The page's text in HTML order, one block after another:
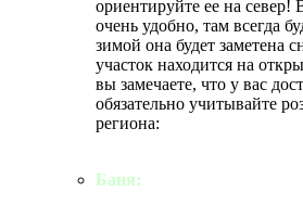
ориентируйте ее на
очень удобно, там всегда
зимой она будет заметена
участок находится на
вы замечаете, что у вас
обязательно учитывайте
региона:
Баня: